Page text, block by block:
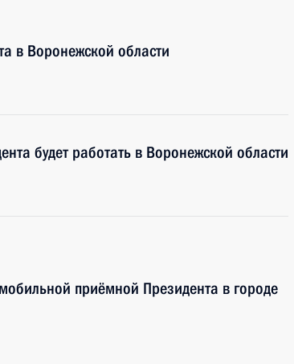
в Воронежской области
будет работать в Воронежской области
приёмной Президента в городе